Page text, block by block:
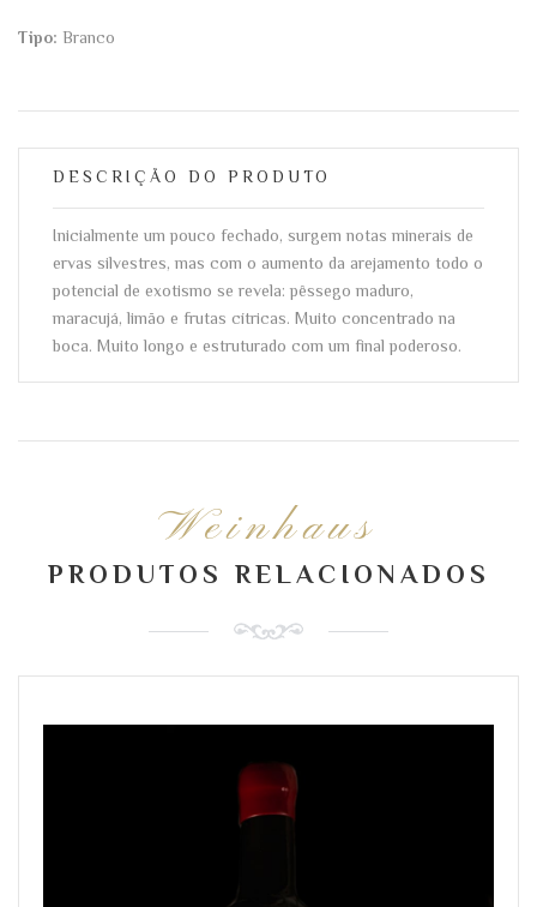
Tipo: Branco
DESCRIÇÃO DO PRODUTO
Inicialmente um pouco fechado, surgem notas minerais de
ervas silvestres, mas com o aumento da arejamento todo o
potencial de exotismo se revela: pêssego maduro,
maracujá, limão e frutas cítricas. Muito concentrado na
boca. Muito longo e estruturado com um final poderoso.
Weinhaus
PRODUTOS RELACIONADOS